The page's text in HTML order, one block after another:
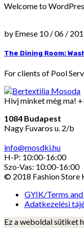
Welcome to
by Emese 10 / 06 /
The Dining Room:
For clients of Pool
Hivj minket még ma!
1084 Budapest
Nagy Fuvaros u. 2/b
info@mosdki.hu
H-P: 10:00-16:00
Szo-Vas: 10:00-16:00
© 2018 Fashion Store
GYIK/Terms
Adatkezelési
Ez a weboldal sütiket